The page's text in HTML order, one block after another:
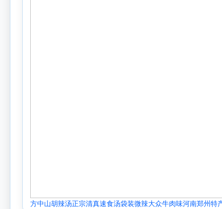
方中山胡辣汤正宗清真速食汤袋装微辣大众牛肉味河南郑州特